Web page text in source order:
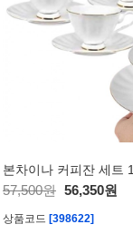
57,500원 56,350원
상품코드 [398622]